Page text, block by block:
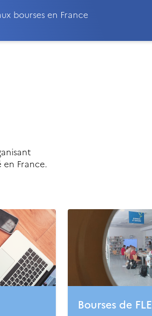
bourses en France
France.
Bourses de FLE